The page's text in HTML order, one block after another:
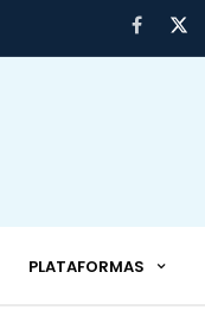
PLATAFORMAS